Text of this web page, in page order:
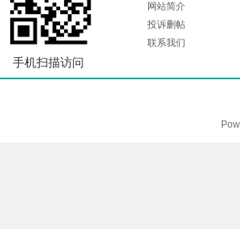
手机扫描访问
网站简介
投诉删帖
联系我们